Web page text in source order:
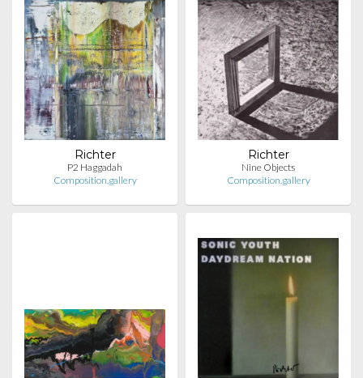
Richter
P2 Haggadah
Composition.gallery
Richter
Nine Objects
Composition.gallery